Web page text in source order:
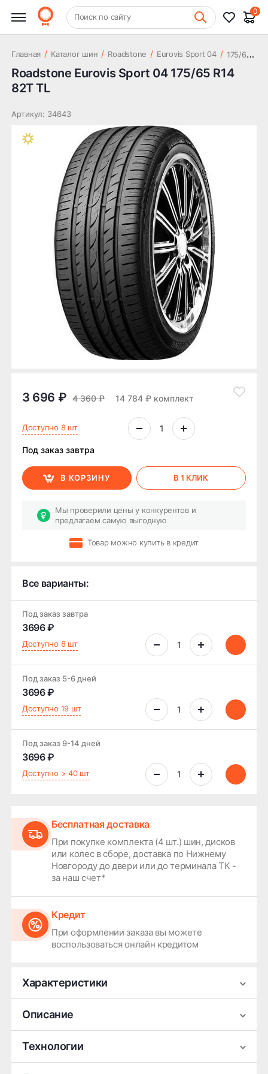
+7 (831) 261-35-35 Шиномонтаж
Поиск по сайту
0
R14 82T TL
Главная / Каталог шин / Roadstone / Eurovis Sport 04 / 1
75/65 R14 82T TL
Roadstone Eurovis Sport 04 175/65 R14
82T TL
Артикул: 34643
3 696 ₽ 4 360 ₽ 14 784 ₽ комплект
Доступно 8 шт
Под заказ завтра
В КОРЗИНУ В 1 КЛИК
Мы проверили цены у конкурентов и
предлагаем самую выгодную
Товар можно купить в кредит
Все варианты:
Под заказ завтра
3696 ₽
Доступно 8 шт
Под заказ 5-6 дней
3696 ₽
Доступно 19 шт
Под заказ 9-14 дней
3696 ₽
Доступно > 40 шт
Бесплатная доставка
При покупке комплекта (4 шт.) шин, дисков
или колес в сборе, доставка по Нижнему
Новгороду до двери или до терминала ТК -
за наш счет*
Кредит
При оформлении заказа вы можете
воспользоваться онлайн кредитом
Характеристики
Производитель
Сезонность
Летняя
Ширина
175
Высота
65
Описание
Типоразмер автомобильных шин Roadstone
Технологии